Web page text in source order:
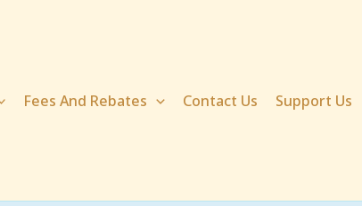
Fees And Rebates Contact Us Support Us